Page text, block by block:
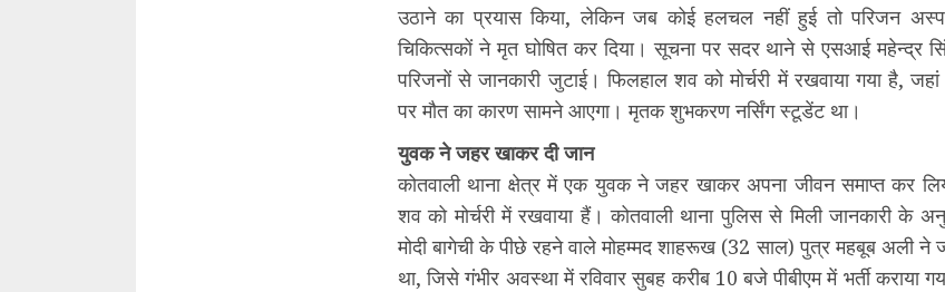
उठाने का प्रयास किया, लेकिन जब कोई हलचल नहीं हुई तो परिजन
चिकित्सकों ने मृत घोषित कर दिया। सूचना पर सदर थाने से एसआई महेन्द्र
परिजनों से जानकारी जुटाई। फिलहाल शव को मोर्चरी में रखवाया गया है, जहां
पर मौत का कारण सामने आएगा। मृतक शुभकरण नर्सिंग स्टूडेंट था।
युवक ने जहर खाकर दी जान
कोतवाली थाना क्षेत्र में एक युवक ने जहर खाकर अपना जीवन समाप्त कर
शव को मोर्चरी में रखवाया हैं। कोतवाली थाना पुलिस से मिली जानकारी के
मोदी बागेची के पीछे रहने वाले मोहम्मद शाहरूख (32 साल) पुत्र महबूब अली ने
था, जिसे गंभीर अवस्था में रविवार सुबह करीब 10 बजे पीबीएम में भर्ती कराया